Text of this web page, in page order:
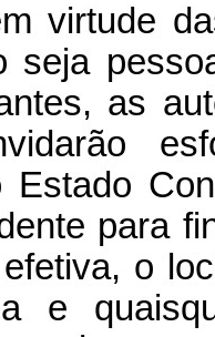
virtude
seja
as
Estado
para
o
e